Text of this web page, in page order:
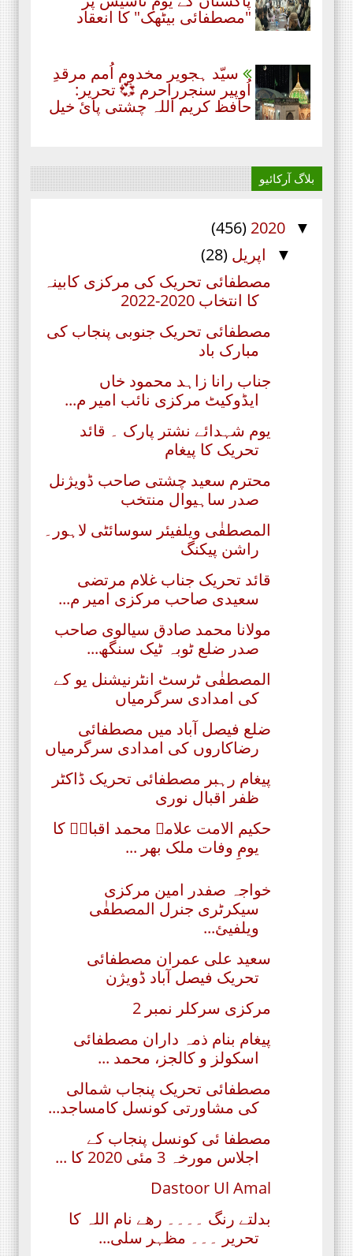
"مصطفائی بیٹھک" کا انعقاد
سیّد ہجویر مخدوم اُمم مرقدِ
اُوپیر سنجرراحرم 💞 تحریر:
حافظ کریم اللہ چشتی پائ خیل
بلاگ آرکائیو
▼
2020
(456)
▼ اپریل (28)
مصطفائی تحریک کی مرکزی کابینہ
کا انتخاب 2020-2022
مصطفائی تحریک جنوبی پنجاب کی
مبارک باد
جناب رانا زاہد محمود خاں
ایڈوکیٹ مرکزی نائب امیر م...
یوم شہدائے نشتر پارک ۔ قائد
تحریک کا پیغام
محترم سعید چشتی صاحب ڈویژنل
صدر ساہیوال منتخب
المصطفٰی ویلفیئر سوسائٹی لاہور۔
راشن پیکنگ
قائد تحریک جناب غلام مرتضی
سعیدی صاحب مرکزی امیر م...
مولانا محمد صادق سیالوی صاحب
صدر ضلع ٹوبہ ٹیک سنگھ...
المصطفٰی ٹرسٹ انٹرنیشنل یو کے
کی امدادی سرگرمیاں
ضلع فیصل آباد میں مصطفائی
رضاکاروں کی امدادی سرگرمیاں
پیغام رہبر مصطفائی تحریک ڈاکٹر
ظفر اقبال نوری
حکیم الامت علامہ محمد اقبالؒ کا
یومِ وفات ملک بھر ...
خواجہ صفدر امین مرکزی
سیکرٹری جنرل المصطفٰی
ویلفیئ...
سعید علی عمران مصطفائی
تحریک فیصل آباد ڈویژن
مرکزی سرکلر نمبر 2
پیغام بنام ذمہ داران مصطفائی
اسکولز و کالجز، محمد ...
مصطفائی تحریک پنجاب شمالی
کی مشاورتی کونسل کامساجد...
مصطفا ئی کونسل پنجاب کے
اجلاس مورخہ 3 مئی 2020 کا ...
Dastoor Ul Amal
بدلتے رنگ ۔۔۔۔ رھے نام اللہ کا
تحریر ۔۔۔ مظہر سلی...